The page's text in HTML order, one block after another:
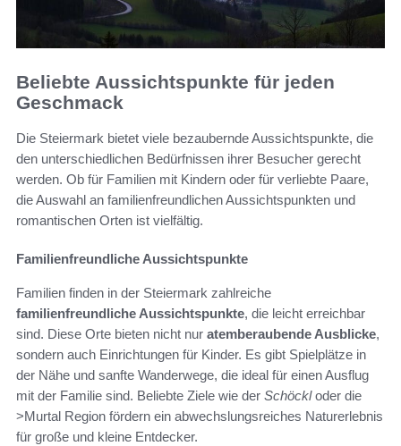
Beliebte Aussichtspunkte für jeden
Geschmack
Die Steiermark bietet viele bezaubernde Aussichtspunkte, die
den unterschiedlichen Bedürfnissen ihrer Besucher gerecht
werden. Ob für Familien mit Kindern oder für verliebte Paare,
die Auswahl an familienfreundlichen Aussichtspunkten und
romantischen Orten ist vielfältig.
Familienfreundliche Aussichtspunkte
Familien finden in der Steiermark zahlreiche
familienfreundliche Aussichtspunkte, die leicht erreichbar
sind. Diese Orte bieten nicht nur atemberaubende Ausblicke,
sondern auch Einrichtungen für Kinder. Es gibt Spielplätze in
der Nähe und sanfte Wanderwege, die ideal für einen Ausflug
mit der Familie sind. Beliebte Ziele wie der Schöckloder die
>Murtal Region fördern ein abwechslungsreiches Naturerlebnis
für große und kleine Entdecker.